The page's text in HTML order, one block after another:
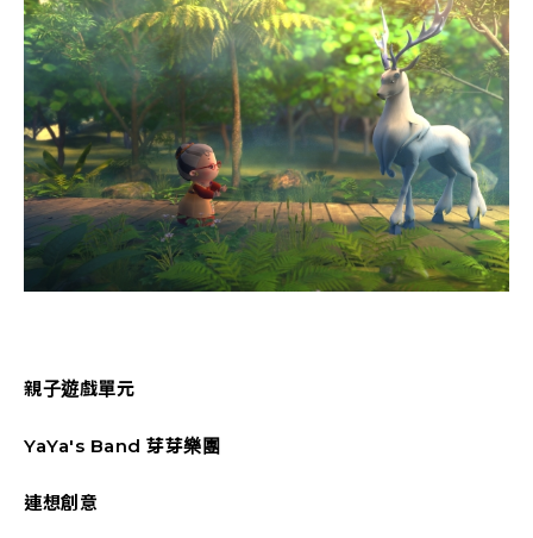
親子遊戲單元
YaYa's Band 芽芽樂團
連想創意